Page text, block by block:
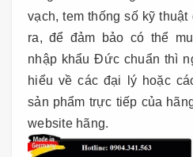
vạch, tem thống số kỹ
ra, để đảm bảo có thể
nhập khẩu Đức chuẩn thì
hiểu về các đại lý hoặc
sản phẩm trực tiếp của
website hãng.